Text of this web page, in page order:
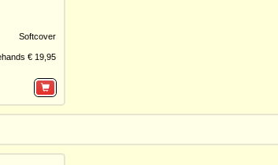
Softcover
€ 19,95